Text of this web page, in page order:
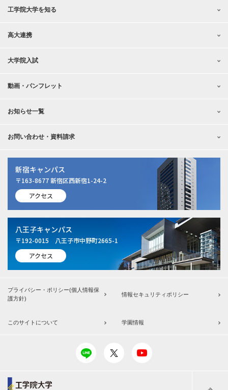
工学院大学を知る
高大連携
大学院入試
動画・パンフレット
お知らせ一覧
お問い合わせ・資料請求
新宿キャンパス
〒163-8677 新宿区西新宿1-24-2
アクセス
八王子キャンパス
〒192-0015 八王子市中野町2665-1
アクセス
プライバシー・ポリシー(個人情報保
護方針)
情報セキュリティポリシー
このサイトについて 学園情報